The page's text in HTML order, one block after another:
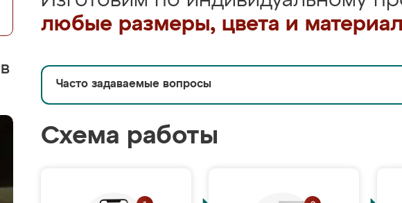
любые размеры, цвета и
Часто задаваемые вопросы
Схема работы